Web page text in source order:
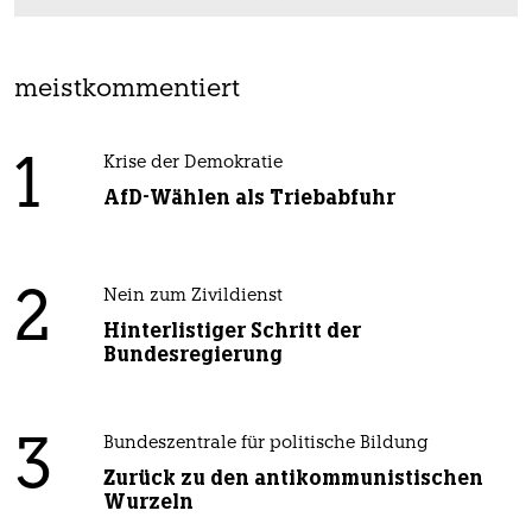
meistkommentiert
1 Krise der Demokratie
AfD-Wählen als Triebabfuhr
2 Nein zum Zivildienst
Hinterlistiger Schritt der
Bundesregierung
3 Bundeszentrale für politische Bildung
Zurück zu den antikommunistischen
Wurzeln